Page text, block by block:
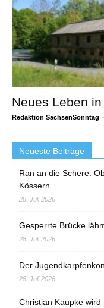
Neues Leben
Redaktion SachsenSonntag -
Neueste Beiträge
Ran an die Schere:
Kössern
28. Juli 2026
Gesperrte Brücke
28. Juli 2026
Der
28. Juli 2026
Christian Kaupke